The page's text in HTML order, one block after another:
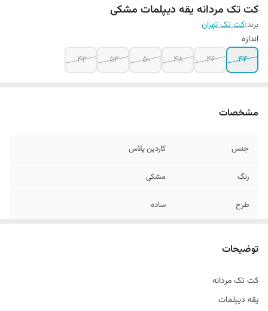
کت تک مردانه یقه دیپلمات مشکی
برند:کت تک تهران
اندازه
44
46
48
50
52
42
مشخصات
جنس کاردین پلاس
رنگ مشکی
طرح ساده
توضیحات
کت تک مردانه
یقه دیپلمات